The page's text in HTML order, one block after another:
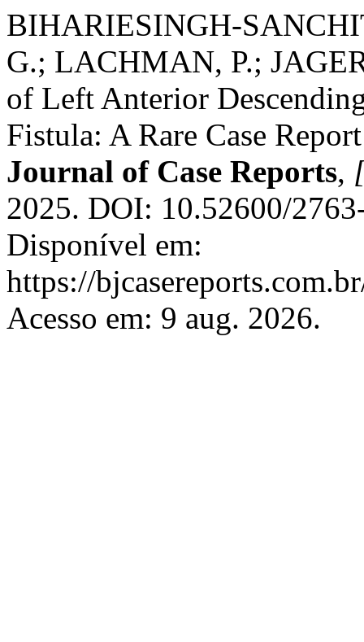
BIHARIESINGH-
G.; LACHMAN, P.;
of Left Anterior
Fistula: A Rare Case
Journal of Case Reports,
2025. DOI: 10.52600/
Disponível em:
https://
Acesso em: 9 aug. 2026.